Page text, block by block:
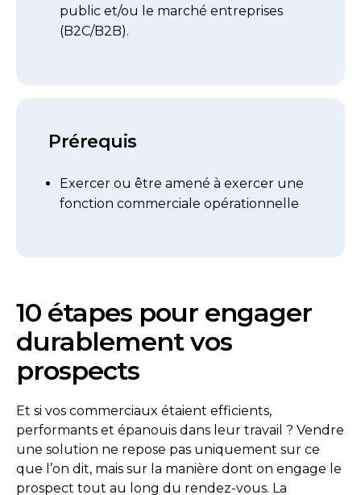
public et/ou le marché entreprises
(B2C/B2B).
Prérequis
Exercer ou être amené à exercer une
fonction commerciale opérationnelle
10 étapes pour engager
durablement vos
prospects
Et si vos commerciaux étaient efficients,
performants et épanouis dans leur travail ? Vendre
une solution ne repose pas uniquement sur ce
que l’on dit, mais sur la manière dont on engage le
prospect tout au long du rendez-vous. La